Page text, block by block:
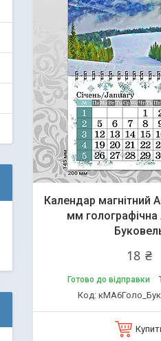
Календар магнітний
мм голографічна
18 ₴
Готово до відправки